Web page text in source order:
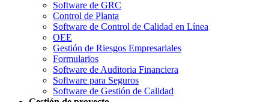
Software de GRC
Control de Planta
Software de Control de Calidad en Línea
OEE
Gestión de Riesgos Empresariales
Formularios
Software de Auditoria Financiera
Software para Seguros
Software de Gestión de Calidad